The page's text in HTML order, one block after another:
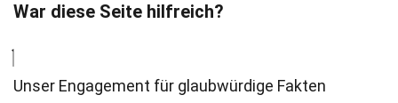
War diese Seite hilfreich?
Unser Engagement für glaubwürdige Fakten